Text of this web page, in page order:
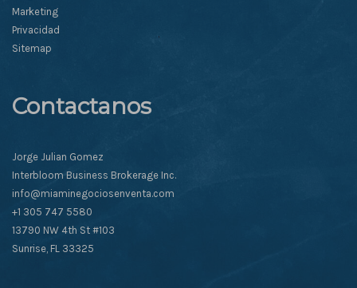
Marketing
Privacidad
Sitemap
Contactanos
Jorge Julian Gomez
Interbloom Business Brokerage Inc.
info@miaminegociosenventa.com
+1 305 747 5580
13790 NW 4th St #103
Sunrise, FL 33325